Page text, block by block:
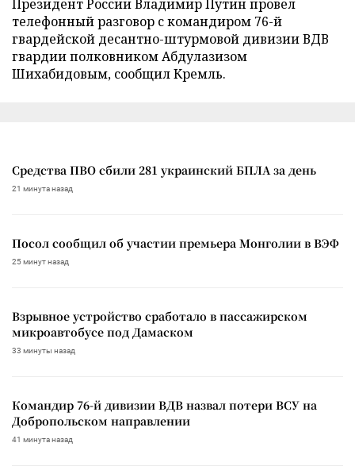
Президент России Владимир Путин провел
телефонный разговор с командиром 76-й
гвардейской десантно-штурмовой дивизии ВДВ
гвардии полковником Абдулазизом
Шихабидовым, сообщил Кремль.
Средства ПВО сбили 281 украинский БПЛА за день
21 минута назад
Посол сообщил об участии премьера Монголии в ВЭФ
25 минут назад
Взрывное устройство сработало в пассажирском
микроавтобусе под Дамаском
33 минуты назад
Командир 76-й дивизии ВДВ назвал потери ВСУ на
Добропольском направлении
41 минута назад